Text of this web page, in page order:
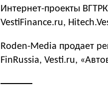
Интернет-проекты
VestiFinance.ru,
Roden-Media продает
FinRussia, Vesti.ru,